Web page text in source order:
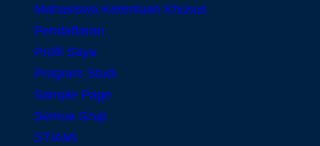
Mahasiswa Ketentuan Khusus
Pendaftaran
Profil Saya
Program Studi
Sample Page
Semua Grup
STIAMI